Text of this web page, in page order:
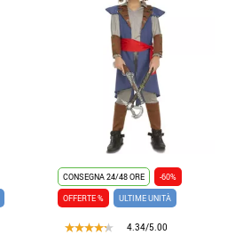
CONSEGNA 24/48 ORE
-60%
OFFERTE %
ULTIME UNITÀ
4.34/5.00